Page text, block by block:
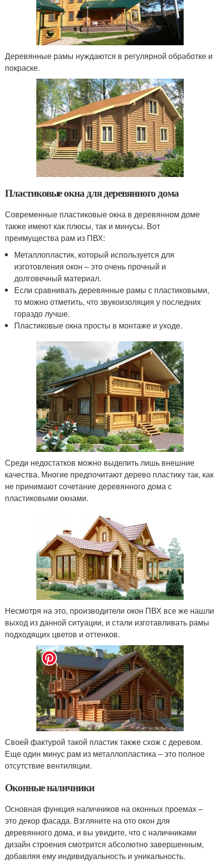
Деревянные рамы нуждаются в регулярной обработке и
покраске.
Пластиковые окна для деревянного дома
Современные пластиковые окна в деревянном доме
также имеют как плюсы, так и минусы. Вот
преимущества рам из ПВХ:
Металлопластик, который используется для
изготовления окон – это очень прочный и
долговечный материал.
Если сравнивать деревянные рамы с пластиковыми,
то можно отметить, что звукоизоляция у последних
гораздо лучше.
Пластиковые окна просты в монтаже и уходе.
Среди недостатков можно выделить лишь внешние
качества. Многие предпочитают дерево пластику так, как
не принимают сочетание деревянного дома с
пластиковыми окнами.
Несмотря на это, производители окон ПВХ все же нашли
выход из данной ситуации, и стали изготавливать рамы
подходящих цветов и оттенков.
Своей фактурой такой пластик также схож с деревом.
Еще один минус рам из металлопластика – это полное
отсутствие вентиляции.
Оконные наличники
Основная функция наличников на оконных проемах –
это декор фасада. Взгляните на ото окон для
деревянного дома, и вы увидите, что с наличниками
дизайн строения смотрится абсолютно завершенным,
добавляя ему индивидуальность и уникальность.